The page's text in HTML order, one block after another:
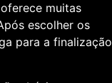
muitas
escolher os
para a finalização